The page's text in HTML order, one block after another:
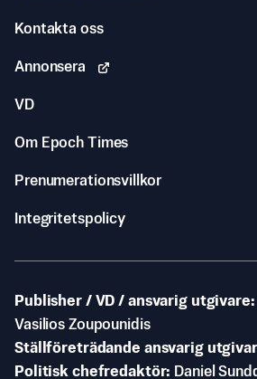
Kontakta oss
Annonsera
VD
Om Epoch Times
Prenumerationsvillkor
Integritetspolicy
Publisher / VD / ansvarig utgivare
Vasilios Zoupounidis
Ställföreträdande ansvarig
Politisk chefredaktör
Daniel